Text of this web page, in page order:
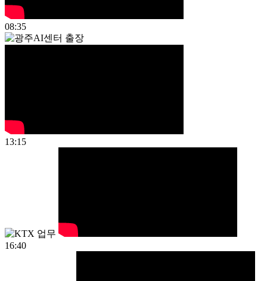
08:35
13:15
16:40